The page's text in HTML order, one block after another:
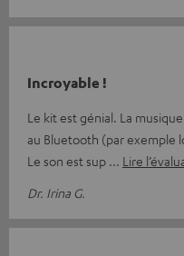
Incroyable !
Le kit est génial. La
au Bluetooth (par exemple
Le son est sup
Lire
Dr. Irina G.